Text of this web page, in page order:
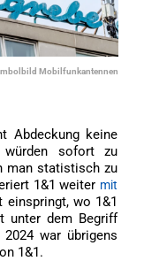
Mobilfunkantennen
Abdeckung keine
würden sofort zu
man statistisch zu
1&1 weiter mit
wo 1&1
unter dem Begriff
war übrigens
1&1.